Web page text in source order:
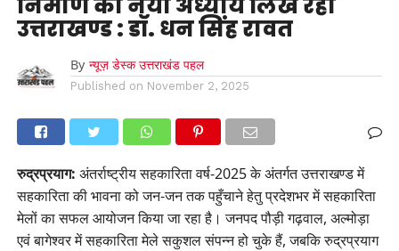
उत्तराखण्ड : डॉ. धन सिंह रावत
By न्यूज़ डेस्क उत्तराखंड पहल
Published on November 2, 2025
रुद्रप्रयाग: अंतर्राष्ट्रीय सहकारिता वर्ष-2025 के अंतर्गत उत्तराखण्ड में
सहकारिता की भावना को जन-जन तक पहुँचाने हेतु प्रदेशभर में सहकारिता
मेलों का सफल आयोजन किया जा रहा है। जनपद पौड़ी गढ़वाल, अल्मोड़ा
एवं बागेश्वर में सहकारिता मेले सकुशल संपन्न हो चुके हैं, जबकि रुद्रप्रयाग